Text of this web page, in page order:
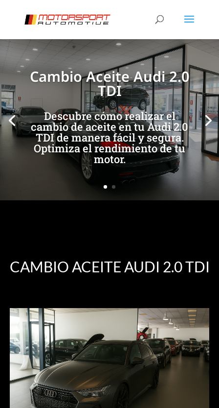
Cambio Aceite Audi 2.0
TDI
Descubre cómo realizar el
cambio de aceite en tu Audi 2.0
TDI de manera fácil y segura.
Optimiza el rendimiento de tu
motor.
[/et_pb_slide] [/et_pb_slide]
CAMBIO ACEITE AUDI 2.0 TDI